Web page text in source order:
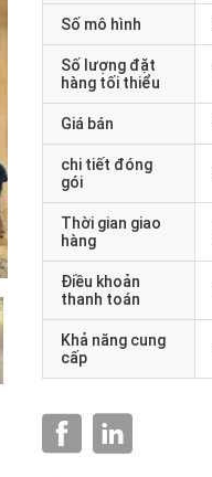
Số mô hình
Số lượng đặt
hàng tối thiểu
Giá bán
chi tiết đóng
gói
Thời gian giao
hàng
Điều khoản
thanh toán
Khả năng cung
cấp